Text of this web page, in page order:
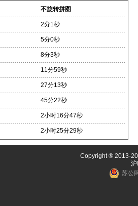
不旋转拼图
2分1秒
5分0秒
8分3秒
11分59秒
27分13秒
45分22秒
2小时16分47秒
2小时25分29秒
Copyright ® 2013-
苏公